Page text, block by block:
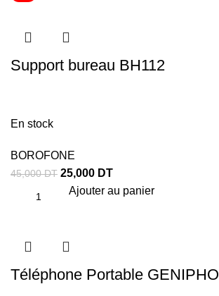
Support bureau BH112
En stock
BOROFONE
45,000DT 25,000 DT
Ajouter au panier
Téléphone Portable